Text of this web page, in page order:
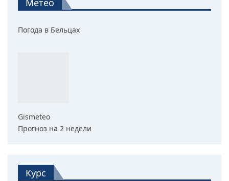
Метео
Погода в Бельцах
Gismeteo
Прогноз на 2 недели
Курс